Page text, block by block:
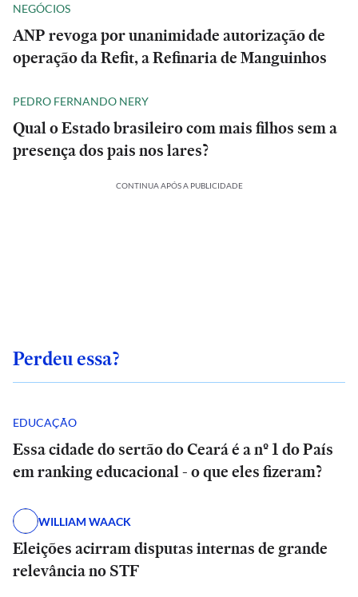
NEGÓCIOS
ANP revoga por unanimidade autorização de
operação da Refit, a Refinaria de Manguinhos
PEDRO FERNANDO NERY
Qual o Estado brasileiro com mais filhos sem a
presença dos pais nos lares?
CONTINUA APÓS A PUBLICIDADE
Perdeu essa?
EDUCAÇÃO
Essa cidade do sertão do Ceará é a nº 1 do País
em ranking educacional - o que eles fizeram?
WILLIAM WAACK
Eleições acirram disputas internas de grande
relevância no STF